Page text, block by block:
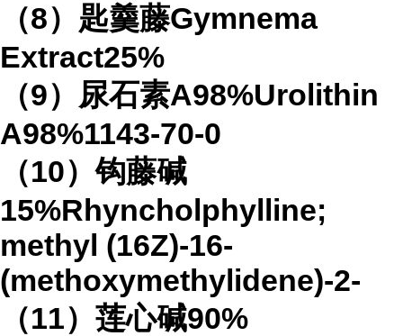
（8）匙羹藤Gymnema
Extract25%
（9）尿石素A98%Urolithin
A98%1143-70-0
（10）钩藤碱
15%Rhyncholphylline;
methyl (16Z)-16-
(methoxymethylidene)-2-
（11）莲心碱90%